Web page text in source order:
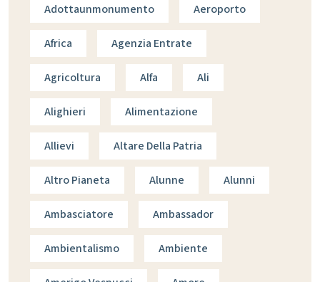
Adottaunmonumento Aeroporto
Africa Agenzia Entrate
Agricoltura Alfa Ali
Alighieri Alimentazione
Allievi Altare Della Patria
Altro Pianeta Alunne Alunni
Ambasciatore Ambassador
Ambientalismo Ambiente